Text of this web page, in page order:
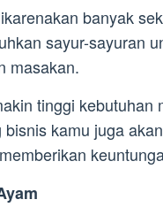
banyak
sayur-sayuran
masakan.
tinggi kebutuhan
bisnis kamu juga